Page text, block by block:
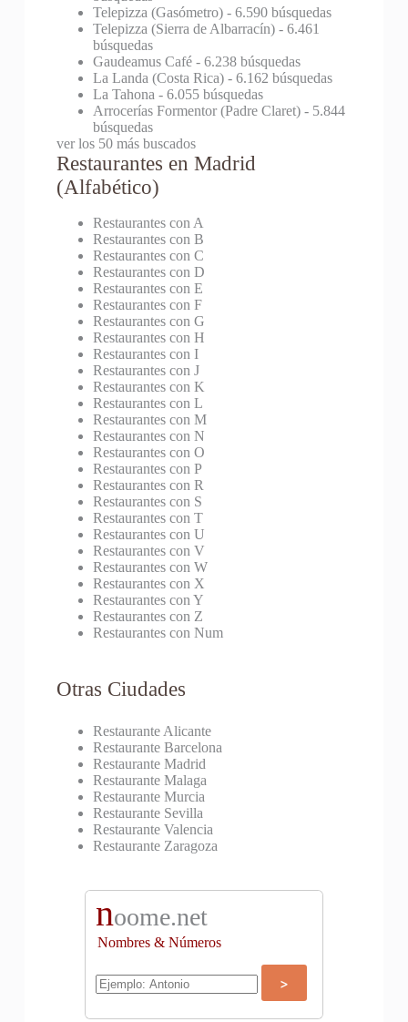
Telepizza (Gasómetro)- 6.590 búsquedas
Telepizza (Sierra de Albarracín)- 6.461
búsquedas
Gaudeamus Café- 6.238 búsquedas
La Landa (Costa Rica)- 6.162 búsquedas
La Tahona - 6.055 búsquedas
Arrocerías Formentor (Padre Claret)- 5.844
búsquedas
ver los 50 más buscados
Restaurantes en Madrid
(Alfabético)
Restaurantes con A
Restaurantes con B
Restaurantes con C
Restaurantes con D
Restaurantes con E
Restaurantes con F
Restaurantes con G
Restaurantes con H
Restaurantes con I
Restaurantes con J
Restaurantes con K
Restaurantes con L
Restaurantes con M
Restaurantes con N
Restaurantes con O
Restaurantes con P
Restaurantes con R
Restaurantes con S
Restaurantes con T
Restaurantes con U
Restaurantes con V
Restaurantes con W
Restaurantes con X
Restaurantes con Y
Restaurantes con Z
Restaurantes con Num
Otras Ciudades
Restaurante Alicante
Restaurante Barcelona
Restaurante Madrid
Restaurante Malaga
Restaurante Murcia
Restaurante Sevilla
Restaurante Valencia
Restaurante Zaragoza
noome.net
Nombres & Números